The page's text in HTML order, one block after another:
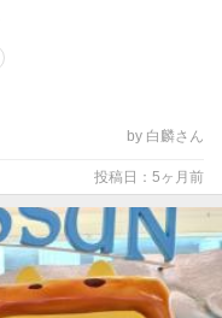
by 白麟さん
投稿日：5ヶ月前